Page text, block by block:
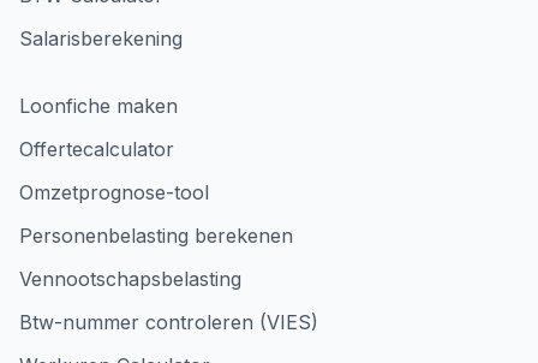
Salarisberekening
Loonfiche maken
Offertecalculator
Omzetprognose-tool
Personenbelasting berekenen
Vennootschapsbelasting
Btw-nummer controleren (VIES)